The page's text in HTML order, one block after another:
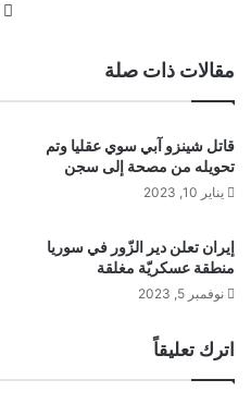
مقالات ذات صلة
قاتل شينزو آبي سوي عقليا وتم
تحويله من مصحة إلى سجن
يناير 10, 2023
إيران تعلن دير الزّور في سوريا
منطقة عسكريّة مغلقة
نوفمبر 5, 2023
اترك تعليقاً